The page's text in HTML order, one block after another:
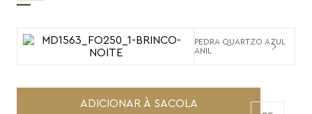
PEDRA QUARTZO AZUL
ANIL
ADICIONAR À SACOLA